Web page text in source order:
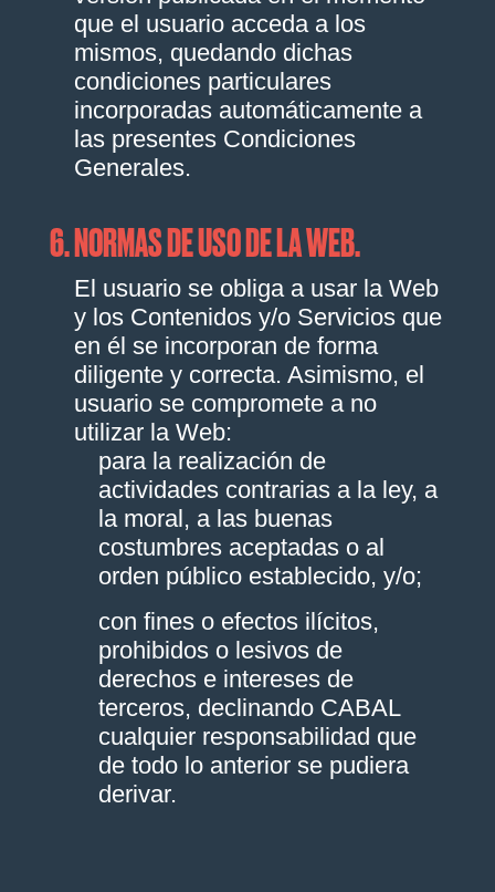
que el usuario acceda a los
mismos, quedando dichas
condiciones particulares
incorporadas automáticamente a
las presentes Condiciones
Generales.
6. NORMAS DE USO DE LA WEB.
El usuario se obliga a usar la Web
y los Contenidos y/o Servicios que
en él se incorporan de forma
diligente y correcta. Asimismo, el
usuario se compromete a no
utilizar la Web:
para la realización de
actividades contrarias a la ley, a
la moral, a las buenas
costumbres aceptadas o al
orden público establecido, y/o;
con fines o efectos ilícitos,
prohibidos o lesivos de
derechos e intereses de
terceros, declinando CABAL
cualquier responsabilidad que
de todo lo anterior se pudiera
derivar.